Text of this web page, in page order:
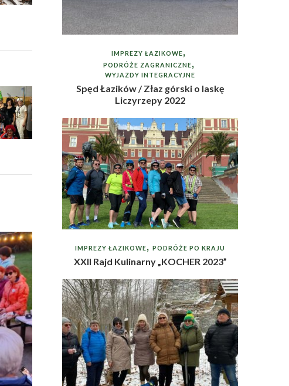
IMPREZY ŁAZIKOWE
PODRÓŻE ZAGRANICZNE
WYJAZDY INTEGRACYJNE
Spęd Łazików / Złaz górski o laskę
Liczyrzepy 2022
IMPREZY ŁAZIKOWE PODRÓŻE PO KRAJU
XXII Rajd Kulinarny „KOCHER 2023”